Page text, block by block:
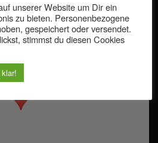
unserer Website um Dir ein
zu bieten. Personenbezogene
gespeichert oder versendet.
stimmst du diesen Cookies